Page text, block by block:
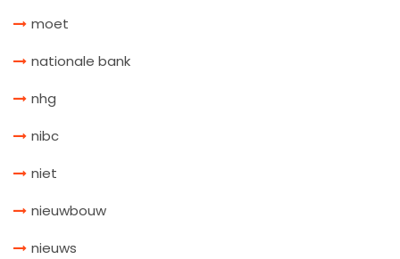
moet
nationale bank
nhg
nibc
niet
nieuwbouw
nieuws